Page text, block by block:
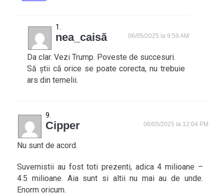
nea_caisă 06/05/2025 la 9:59 AM
Da clar. Vezi Trump. Poveste de succesuri.
Să știi că orice se poate corecta, nu trebuie
ars din temelii.
Cipper 06/05/2025 la 12:04 PM
Nu sunt de acord.
Suvernistii au fost toti prezenti, adica 4 milioane –
4.5 milioane. Aia sunt si altii nu mai au de unde.
Enorm oricum.